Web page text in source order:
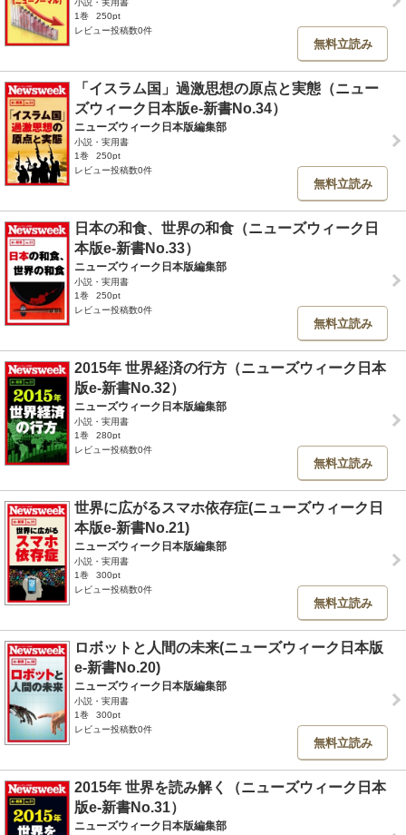
小説・実用書
1巻
250pt
レビュー投稿数0件
無料立読み
「イスラム国」過激思想の原点と実態（ニュー
ズウィーク日本版e-新書No.34）
ニューズウィーク日本版編集部
小説・実用書
1巻
250pt
レビュー投稿数0件
無料立読み
日本の和食、世界の和食（ニューズウィーク日
本版e-新書No.33）
ニューズウィーク日本版編集部
小説・実用書
1巻
250pt
レビュー投稿数0件
無料立読み
2015年 世界経済の行方（ニューズウィーク日本
版e-新書No.32）
ニューズウィーク日本版編集部
小説・実用書
1巻
280pt
レビュー投稿数0件
無料立読み
世界に広がるスマホ依存症(ニューズウィーク日
本版e-新書No.21)
ニューズウィーク日本版編集部
小説・実用書
1巻
300pt
レビュー投稿数0件
無料立読み
ロボットと人間の未来(ニューズウィーク日本版
e-新書No.20)
ニューズウィーク日本版編集部
小説・実用書
1巻
300pt
レビュー投稿数0件
無料立読み
2015年 世界を読み解く（ニューズウィーク日本
版e-新書No.31）
ニューズウィーク日本版編集部